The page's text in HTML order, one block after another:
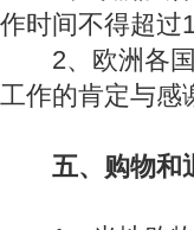
作时间不得超过
2、欧洲各国
工作的肯定与感
五、购物和